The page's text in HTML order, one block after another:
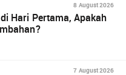
8 August 2026
Hari Pertama, Apakah
7 August 2026